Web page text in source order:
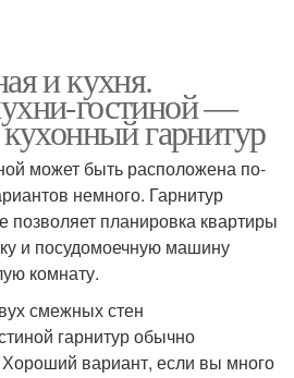
и кухня.
гостиной —
кухонный гарнитур
может быть расположена по-
немного. Гарнитур
позволяет планировка квартиры
и посудомоечную машину
комнату.
смежных стен
гарнитур обычно
Хороший вариант, если вы много